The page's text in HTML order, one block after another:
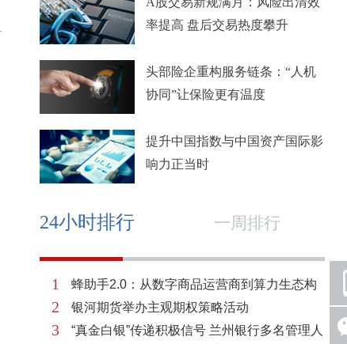
率提高 盘后交易热度攀升
头部险企重构服务链条：“人机
协同”让保险更有温度
提升中国指数与中国资产国际影
响力正当时
24小时排行 一周排行
1
2
3
蜂助手2.0：从数字商品运营商到算力生态构
建者的跃迁
银河期货举办主观期权策略活动
“真金白银”传递积极信号 兰州银行多名管理人